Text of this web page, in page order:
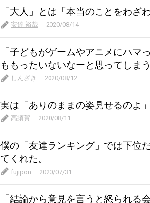
「大人」とは「本当のことをわざ
安達 裕哉 2020/08/14
「子どもがゲームやアニメにハマ
ももったいないなーと思ってしまう
しんざき 2020/08/12
実は「ありのままの姿見せるのよ
高須賀 2020/08/11
僕の「友達ランキング」では下位
てくれた。
fujipon 2020/07/31
「結論から意見を言うと怒られる